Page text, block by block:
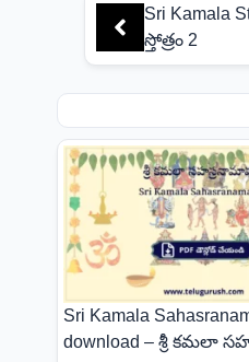
Sri Kamala
స్తోత్రం 2
Sri Kamala
download – శ్రీ కమలా